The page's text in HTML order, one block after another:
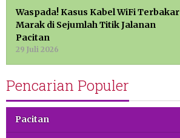
Waspada! Kasus Kabel WiFi Terbakar
Marak di Sejumlah Titik Jalanan
Pacitan
29 Juli 2026
Pencarian Populer
Pacitan